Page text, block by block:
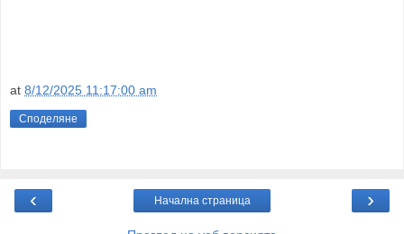
at 8/12/2025 11:17:00 am
Споделяне
‹ ›
Начална страница